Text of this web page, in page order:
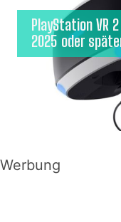
PlayStation VR
2025 oder
Werbung